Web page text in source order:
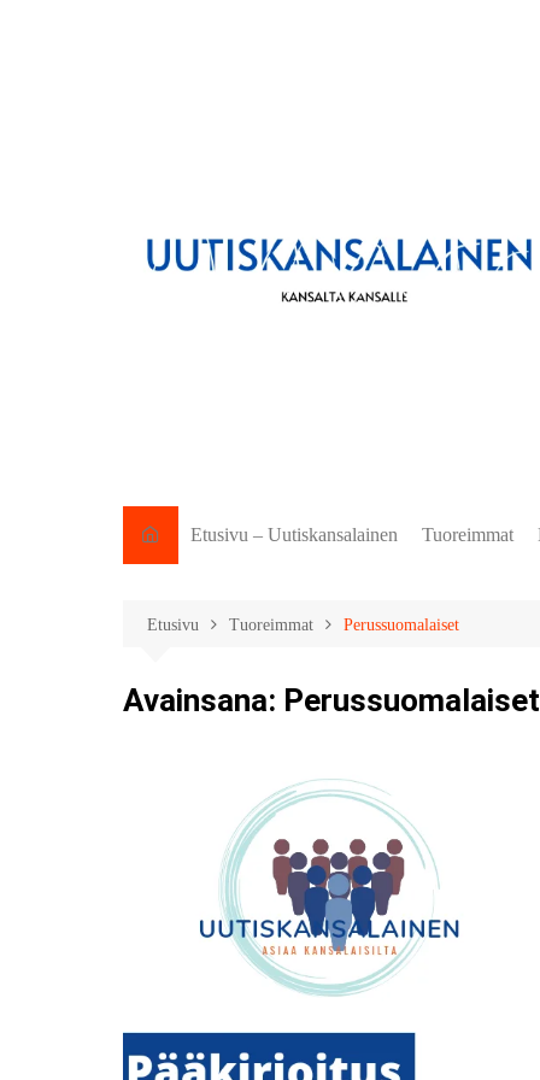
Etusivu – Uutiskansalainen Tuoreimmat
Etusivu Tuoreimmat Perussuomalaiset
Avainsana: Perussuomalaiset